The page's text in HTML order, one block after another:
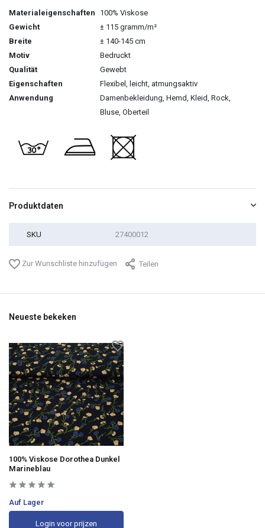
Materialeigenschaften
100% Viskose
Gewicht
± 115 gramm/m²
Breite
± 140-145 cm
Motiv
Bedruckt
Qualität
Gewebt
Eigenschaften
Flexibel, leicht, atmungsaktiv
Anwendung
Damenbekleidung, Hemd, Kleid, Rock,
Bluse, Oberteil
Produktdaten
SKU 27400012
Zur Wunschliste hinzufügen Teilen
Neueste bekeken
100% Viskose Dorothea Dunkel
Marineblau
Auf Lager
Login voor prijzen